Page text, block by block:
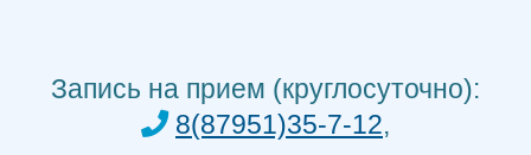
Запись на прием (круглосуточно):
8(87951)35-7-12,